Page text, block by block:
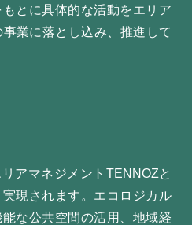
とに具体的な活動をエリア
業に落とし込み、推進して
アマネジメントTENNOZと
現されます。エコロジカル
な公共空間の活用、地域経